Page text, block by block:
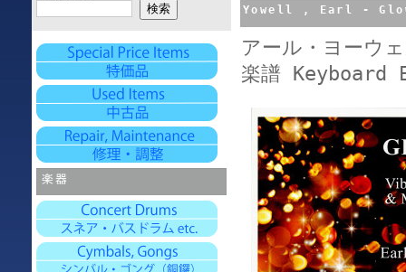
Yowell , Earl - Glow
アール・ヨーウ
楽譜 Keyboard